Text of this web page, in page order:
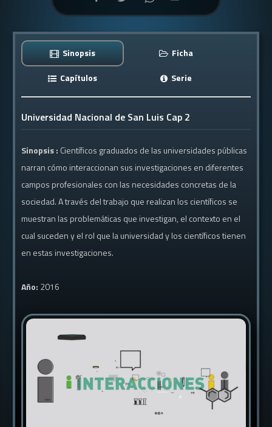
Sinopsis
Ficha
Capítulos
Serie
Universidad Nacional de San Luis Cap 2
Sinopsis : Científicos graduados de las universidades públicas
narran cómo interaccionan sus investigaciones en diferentes
campos profesionales con las necesidades concretas de la
sociedad. A través del trabajo que realizan los científicos se
muestran las problemáticas que investigan, el contexto en el
cual suceden y el rol que la universidad y los científicos tienen
en estas investigaciones.
Año: 2016